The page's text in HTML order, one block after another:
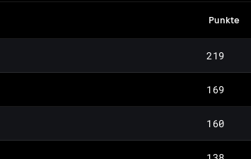
Punkte
219
169
160